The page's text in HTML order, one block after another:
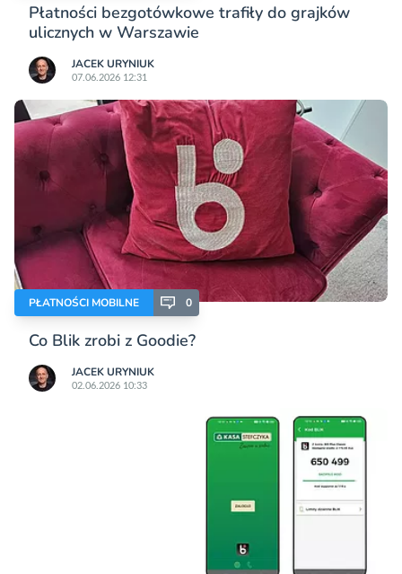
Płatności bezgotówkowe trafiły do grajków
ulicznych w Warszawie
JACEK URYNIUK
07.06.2026 12:31
PŁATNOŚCI MOBILNE 0
Co Blik zrobi z Goodie?
JACEK URYNIUK
02.06.2026 10:33